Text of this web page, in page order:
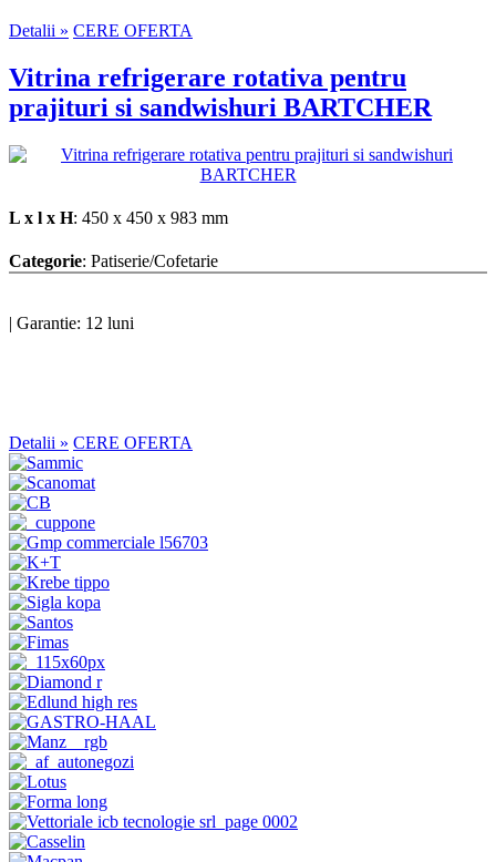
Detalii » CERE OFERTA
Vitrina refrigerare rotativa pentru
prajituri si sandwishuri BARTCHER
L x l x H: 450 x 450 x 983 mm
Categorie: Patiserie/Cofetarie
| Garantie: 12 luni
Detalii » CERE OFERTA